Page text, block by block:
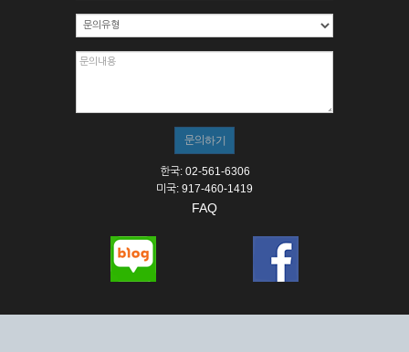
한국: 02-561-6306
미국: 917-460-1419
FAQ